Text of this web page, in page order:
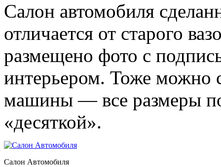
Салон автомобиля
отличается от старого
размещено фото с
интерьером. Тоже можно
машины — все размеры
«десяткой».
Салон Автомобиля